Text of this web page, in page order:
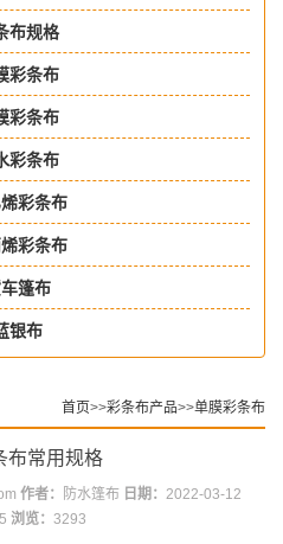
布规格
彩条布
彩条布
彩条布
彩条布
彩条布
篷布
银布
首页>>彩条布产品>>单膜彩条布
布常用规格
作者： 防水篷布 日期： 2022-03-12
浏览： 3293